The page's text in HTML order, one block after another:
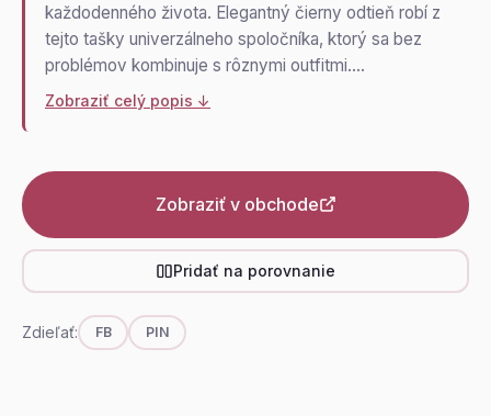
každodenného života. Elegantný čierny odtieň robí z
tejto tašky univerzálneho spoločníka, ktorý sa bez
problémov kombinuje s rôznymi outfitmi.…
Zobraziť celý popis ↓
Zobraziť v obchode
Pridať na porovnanie
Zdieľať: FB PIN